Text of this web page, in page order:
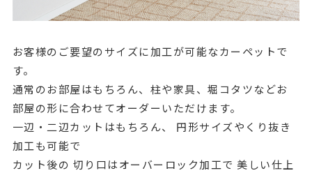
店舗をさがす
私たちのこだわり
お客様の声
お役立ち情報
FAQ
お客様のご要望のサイズに加工が可能なカーペットで
す。
通常のお部屋はもちろん、柱や家具、堀コタツなどお
部屋の形に合わせてオーダーいただけます。
一辺・二辺カットはもちろん、 円形サイズやくり抜き
加工も可能で
カット後の 切り口はオーバーロック加工で 美しい仕上